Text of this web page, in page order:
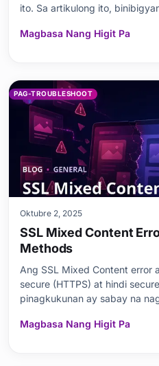
ito. Sa artikulong ito,
potensyal na sanhi ng mga
Magbasa Nang Higit Pa
PAG-TROUBLESHOOT
Oktubre 2, 2025
SSL Mixed Content
Methods
Ang SSL Mixed Content error
secure (HTTPS) at hindi
pinagkukunan ay sabay na
seguridad ng site, negatibong
Magbasa Nang Higit Pa